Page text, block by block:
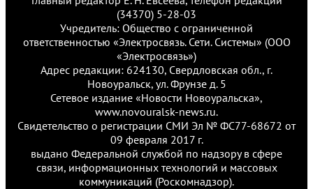
(34370) 5-28-03
Учредитель: Общество с ограниченной
ответственностью «Электросвязь. Сети. Системы» (ООО
«Электросвязь»)
Адрес редакции: 624130, Свердловская обл., г.
Новоуральск, ул. Фрунзе д. 5
Сетевое издание «Новости Новоуральска»,
www.novouralsk-news.ru.
Свидетельство о регистрации СМИ Эл № ФС77-68672 от
09 февраля 2017 г.
выдано Федеральной службой по надзору в сфере
связи, информационных технологий и массовых
коммуникаций (Роскомнадзор).